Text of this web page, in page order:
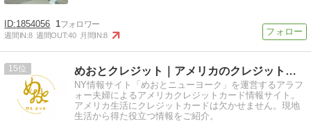
1854056 1
週間IN:8 週間OUT:40 月間IN:8
15 めおとクレジット｜アメリカのクレジットカード情報サイト
NY情報サイト「めおとニューヨーク」を運営するアラフ
ォー夫婦によるアメリカクレジットカード情報サイト。
アメリカ生活にクレジットカードは欠かせません。現地
生活から得た役立つ情報をご紹介。